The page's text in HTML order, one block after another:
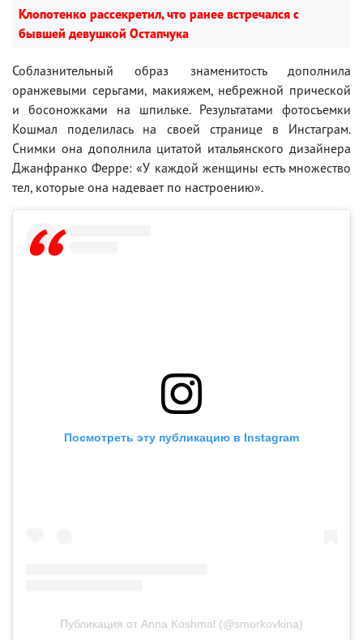
Клопотенко рассекретил, что ранее встречался с
бывшей девушкой Остапчука
Соблазнительный образ знаменитость дополнила
оранжевыми серьгами, макияжем, небрежной прической
и босоножками на шпильке. Результатами фотосъемки
Кошмал поделилась на своей странице в Инстаграм.
Снимки она дополнила цитатой итальянского дизайнера
Джанфранко Ферре: «У каждой женщины есть множество
тел, которые она надевает по настроению».
Посмотреть эту публикацию в Instagram
Публикация от Anna Koshmal (@smorkovkina)